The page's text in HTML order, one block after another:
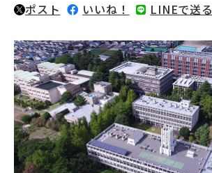
お知らせ
武蔵野マガジン
創立100周年記念事業
募財（寄付）
採用情報
ポスト いいね！ LINEで送る